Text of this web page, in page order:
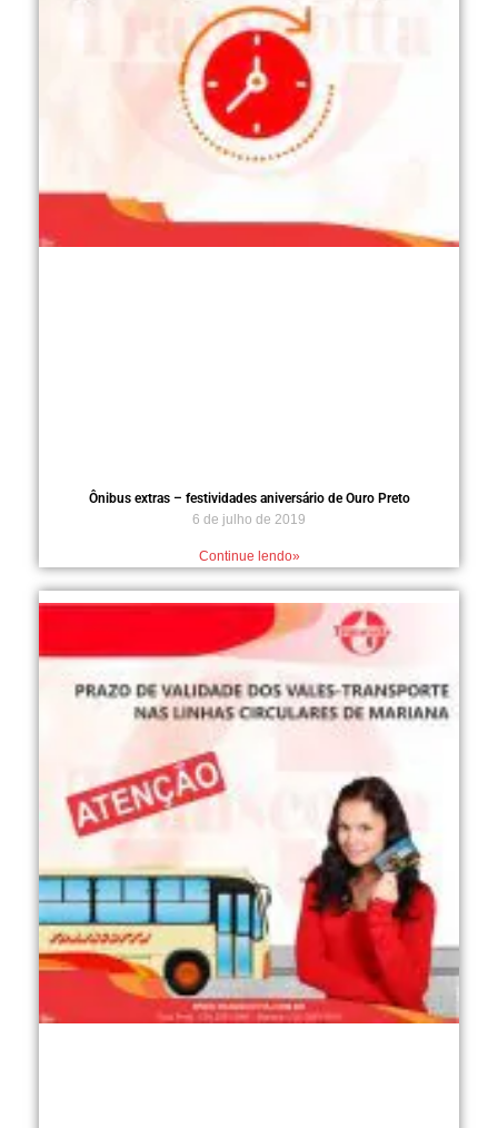
Ônibus extras – festividades aniversário de Ouro Preto
6 de julho de 2019
Continue lendo»